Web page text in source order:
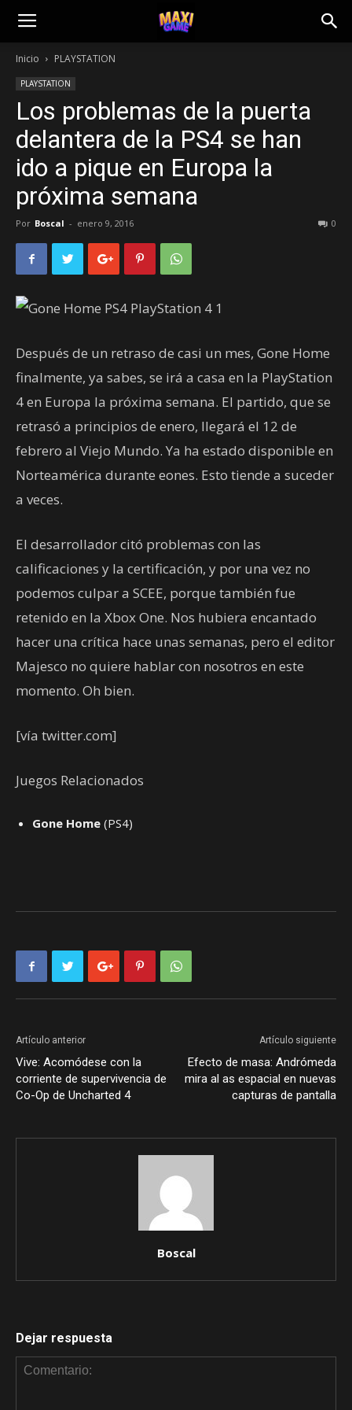
Inicio PLAYSTATION
PLAYSTATION
Los problemas de la puerta
delantera de la PS4 se han
ido a pique en Europa la
próxima semana
Por Boscal - enero 9, 2016 0
Después de un retraso de casi un mes, Gone Home
finalmente, ya sabes, se irá a casa en la PlayStation
4 en Europa la próxima semana. El partido, que se
retrasó a principios de enero, llegará el 12 de
febrero al Viejo Mundo. Ya ha estado disponible en
Norteamérica durante eones. Esto tiende a suceder
a veces.
El desarrollador citó problemas con las
calificaciones y la certificación, y por una vez no
podemos culpar a SCEE, porque también fue
retenido en la Xbox One. Nos hubiera encantado
hacer una crítica hace unas semanas, pero el editor
Majesco no quiere hablar con nosotros en este
momento. Oh bien.
[vía twitter.com]
Juegos Relacionados
Gone Home (PS4)
Artículo anterior
Vive: Acomódese con la
corriente de supervivencia de
Co-Op de Uncharted 4
Artículo siguiente
Efecto de masa: Andrómeda
mira al as espacial en nuevas
capturas de pantalla
Boscal
Dejar respuesta